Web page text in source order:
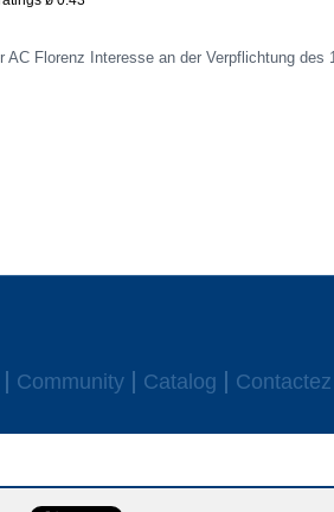
Florenz Interesse an der Verpflichtung des
Community Catalog Contactez